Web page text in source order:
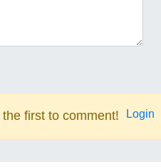
first to comment! Login